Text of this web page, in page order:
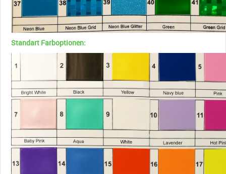
Standart Farboptionen: